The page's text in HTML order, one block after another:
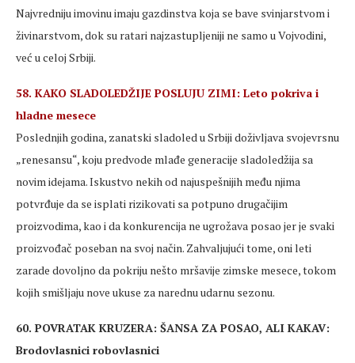
Najvredniju imovinu imaju gazdinstva koja se bave svinjarstvom i
živinarstvom, dok su ratari najzastupljeniji ne samo u Vojvodini,
već u celoj Srbiji.
58. KAKO SLADOLEDŽIJE POSLUJU ZIMI: Leto pokriva i
hladne mesece
Poslednjih godina, zanatski sladoled u Srbiji doživljava svojevrsnu
„renesansu“, koju predvode mlađe generacije sladoledžija sa
novim idejama. Iskustvo nekih od najuspešnijih među njima
potvrđuje da se isplati rizikovati sa potpuno drugačijim
proizvodima, kao i da konkurencija ne ugrožava posao jer je svaki
proizvođač poseban na svoj način. Zahvaljujući tome, oni leti
zarade dovoljno da pokriju nešto mršavije zimske mesece, tokom
kojih smišljaju nove ukuse za narednu udarnu sezonu.
60. POVRATAK KRUZERA: ŠANSA ZA POSAO, ALI KAKAV:
Brodovlasnici robovlasnici